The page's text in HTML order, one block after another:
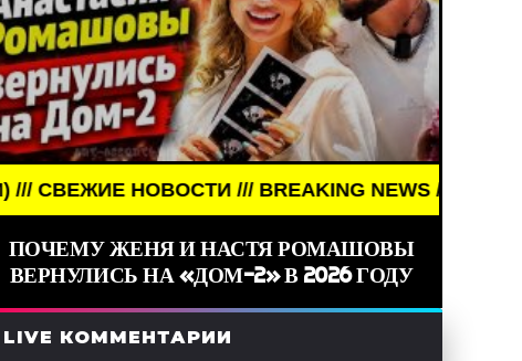
BREAKING NEWS /// НОВОСТИ (СМИ) ///
ПОЧЕМУ ЖЕНЯ И НАСТЯ РОМАШОВЫ
ВЕРНУЛИСЬ НА «ДОМ-2» В 2026 ГОДУ
LIVE КОММЕНТАРИИ